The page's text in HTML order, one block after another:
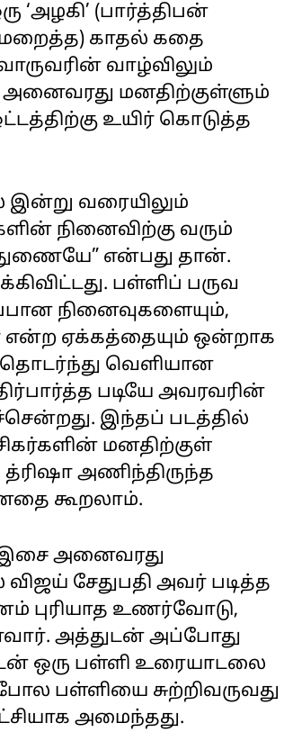
‘அழகி’ (பார்த்திபன்
காதல் கதை
வாழ்விலும்
மனதிற்குள்ளும்
உயிர் கொடுத்த
இன்று வரையிலும்
நினைவிற்கு வரும்
என்பது தான்.
பள்ளிப் பருவ
நினைவுகளையும்,
என்ற ஏக்கத்தையும் ஒன்றாக
வெளியான
படியே அவரவரின்
இந்தப் படத்தில்
மனதிற்குள்
அணிந்திருந்த
கூறலாம்.
இசை அனைவரது
சேதுபதி அவர் படித்த
புரியாத உணர்வோடு,
அத்துடன் அப்போது
ஒரு பள்ளி உரையாடலை
பள்ளியை சுற்றிவருவது
அமைந்தது.